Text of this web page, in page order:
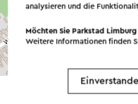
→ Planen Sie Ihre
analysieren und die
Möchten Sie Parkstad
Weitere Informationen finden